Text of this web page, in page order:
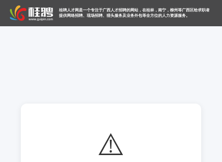
桂聘人才网是一个专注于广西人才招聘的网站，在桂林，南宁，柳州等广西区给求职者
提供网络招聘、现场招聘、猎头服务及业务外包等全方位的人力资源服务。
⚠️